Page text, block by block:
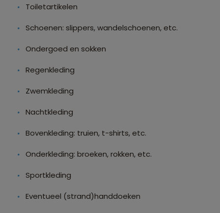
Toiletartikelen
Schoenen: slippers, wandelschoenen, etc.
Ondergoed en sokken
Regenkleding
Zwemkleding
Nachtkleding
Bovenkleding: truien, t-shirts, etc.
Onderkleding: broeken, rokken, etc.
Sportkleding
Eventueel (strand)handdoeken